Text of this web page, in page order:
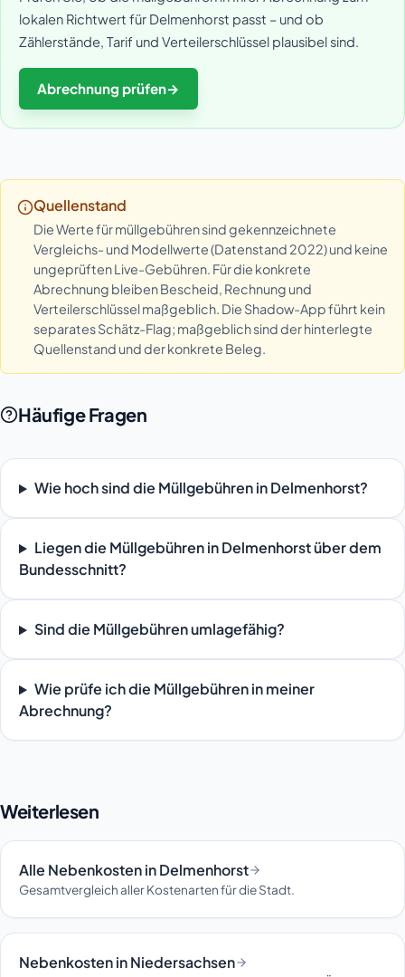
lokalen Richtwert für Delmenhorst passt – und ob
Zählerstände, Tarif und Verteilerschlüssel plausibel sind.
Abrechnung prüfen→
Quellenstand
Die Werte für müllgebühren sind gekennzeichnete
Vergleichs- und Modellwerte (Datenstand 2022) und keine
ungeprüften Live-Gebühren. Für die konkrete
Abrechnung bleiben Bescheid, Rechnung und
Verteilerschlüssel maßgeblich. Die Shadow-App führt kein
separates Schätz-Flag; maßgeblich sind der hinterlegte
Quellenstand und der konkrete Beleg.
Häufige Fragen
Wie hoch sind die Müllgebühren in Delmenhorst?
Liegen die Müllgebühren in Delmenhorst über dem
Bundesschnitt?
Sind die Müllgebühren umlagefähig?
Wie prüfe ich die Müllgebühren in meiner
Abrechnung?
Weiterlesen
Alle Nebenkosten in Delmenhorst
Gesamtvergleich aller Kostenarten für die Stadt.
Nebenkosten in Niedersachsen